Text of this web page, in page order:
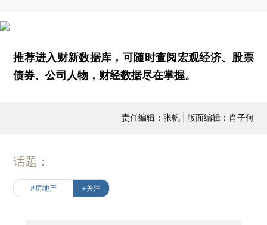
推荐进入财新数据库 ，可随时查阅宏观经济、股票
债券、公司人物，财经数据尽在掌握。
责任编辑：张帆 | 版面编辑：肖子何
话题：
#房地产 +关注